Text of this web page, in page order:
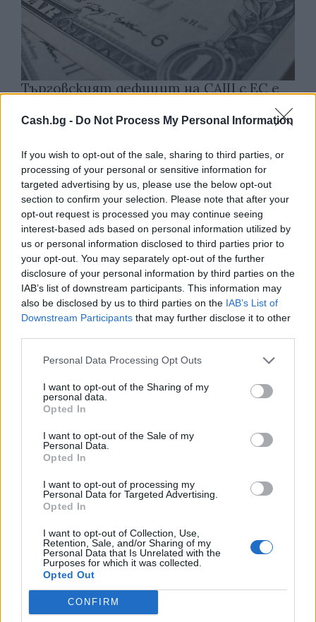
Cash.bg - Do Not Process My Personal Information
If you wish to opt-out of the sale, sharing to third parties, or
processing of your personal or sensitive information for
targeted advertising by us, please use the below opt-out
section to confirm your selection. Please note that after your
opt-out request is processed you may continue seeing
interest-based ads based on personal information utilized by
us or personal information disclosed to third parties prior to
your opt-out. You may separately opt-out of the further
disclosure of your personal information by third parties on the
IAB’s list of downstream participants. This information may
also be disclosed by us to third parties on the IAB’s List of
Downstream Participants that may further disclose it to other
Personal Data Processing Opt Outs
I want to opt-out of the Sharing of my
personal data.
Opted In
I want to opt-out of the Sale of my
Personal Data.
Opted In
I want to opt-out of processing my
Personal Data for Targeted Advertising.
Opted In
I want to opt-out of Collection, Use,
Retention, Sale, and/or Sharing of my
Personal Data that Is Unrelated with the
Purposes for which it was collected.
Opted Out
CONFIRM
Търговският дефицит на САЩ с ЕС е
04.08.2026 / 16:00
Санторини
03.08.2026 / 18:36
Хакери удариха бизнес-база данни в